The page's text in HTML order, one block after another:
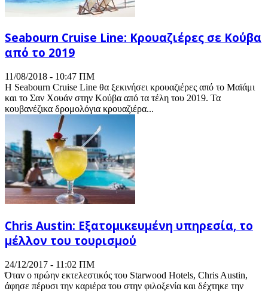
Seabourn Cruise Line: Κρουαζιέρες σε Κούβα
από το 2019
11/08/2018 - 10:47 ΠΜ
Η Seabourn Cruise Line θα ξεκινήσει κρουαζιέρες από το Μαϊάμι
και το Σαν Χουάν στην Κούβα από τα τέλη του 2019. Τα
κουβανέζικα δρομολόγια κρουαζιέρα...
Chris Austin: Εξατομικευμένη υπηρεσία, το
μέλλον του τουρισμού
24/12/2017 - 11:02 ΠΜ
Όταν ο πρώην εκτελεστικός του Starwood Hotels, Chris Austin,
άφησε πέρυσι την καριέρα του στην φιλοξενία και δέχτηκε την